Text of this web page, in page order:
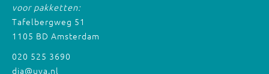
voor pakketten:
Tafelbergweg 51
1105 BD Amsterdam
020 525 3690
dia@uva.nl